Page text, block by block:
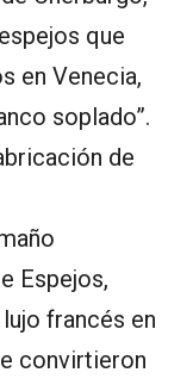
que
en Venecia,
soplado”.
de
Espejos,
francés en
convirtieron